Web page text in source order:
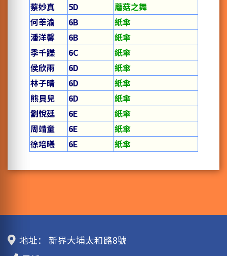
蔡妙真
5D
蘑菇之舞
何莘渝
6B
紙傘
潘洋馨
6B
紙傘
季千躒
6C
紙傘
侯欣雨
6D
紙傘
林子晴
6D
紙傘
熊貝兒
6D
紙傘
劉悅廷
6E
紙傘
周靖童
6E
紙傘
徐培曦
6E 紙傘
地址：
新界大埔太和路8號